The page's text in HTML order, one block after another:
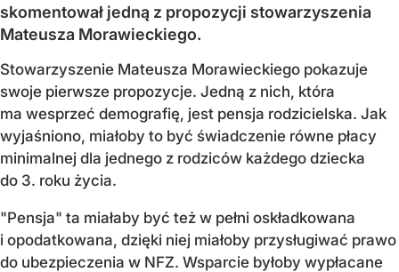
skomentował jedną z propozycji stowarzyszenia
Mateusza Morawieckiego.
Stowarzyszenie Mateusza Morawieckiego pokazuje
swoje pierwsze propozycje. Jedną z nich, która
ma wesprzeć demografię, jest pensja rodzicielska. Jak
wyjaśniono, miałoby to być świadczenie równe płacy
minimalnej dla jednego z rodziców każdego dziecka
do 3. roku życia.
"Pensja" ta miałaby być też w pełni oskładkowana
i opodatkowana, dzięki niej miałoby przysługiwać prawo
do ubezpieczenia w NFZ. Wsparcie byłoby wypłacane